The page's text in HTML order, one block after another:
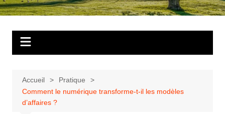
Accueil
Pratique
Comment le numérique transforme-t-il les modèles
d’affaires ?